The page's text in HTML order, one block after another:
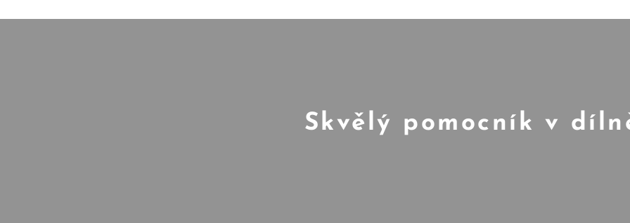
Skvělý pomocník v